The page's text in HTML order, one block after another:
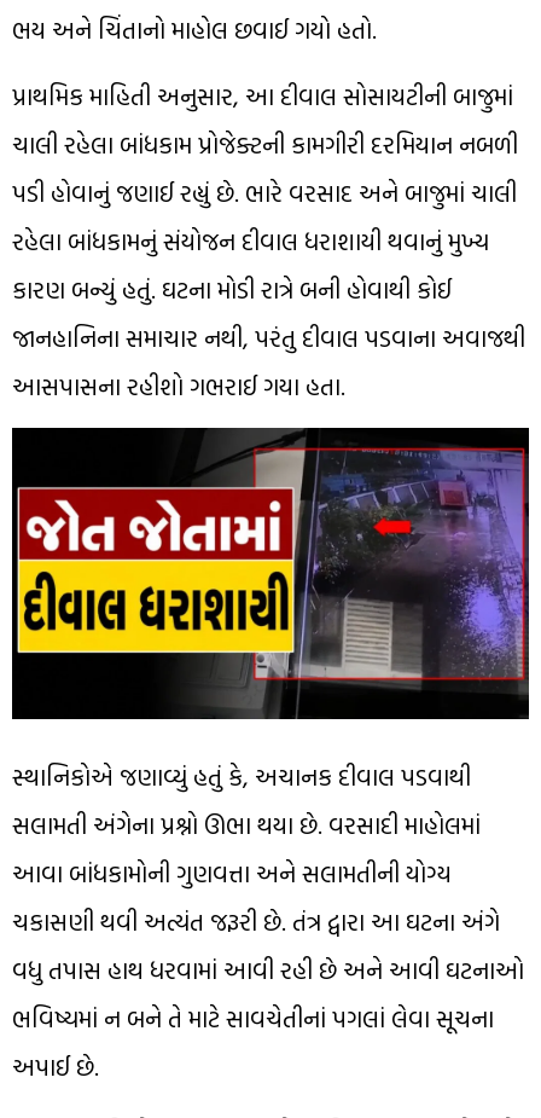
ભય અને ચિંતાનો માહોલ છવાઈ ગયો હતો.
પ્રાથમિક માહિતી અનુસાર, આ દીવાલ સોસાયટીની બાજુમાં
ચાલી રહેલા બાંધકામ પ્રોજેક્ટની કામગીરી દરમિયાન નબળી
પડી હોવાનું જણાઈ રહ્યું છે. ભારે વરસાદ અને બાજુમાં ચાલી
રહેલા બાંધકામનું સંયોજન દીવાલ ધરાશાયી થવાનું મુખ્ય
કારણ બન્યું હતું. ઘટના મોડી રાત્રે બની હોવાથી કોઈ
જાનહાનિના સમાચાર નથી, પરંતુ દીવાલ પડવાના અવાજથી
આસપાસના રહીશો ગભરાઈ ગયા હતા.
સ્થાનિકોએ જણાવ્યું હતું કે, અચાનક દીવાલ પડવાથી
સલામતી અંગેના પ્રશ્નો ઊભા થયા છે. વરસાદી માહોલમાં
આવા બાંધકામોની ગુણવત્તા અને સલામતીની યોગ્ય
ચકાસણી થવી અત્યંત જરૂરી છે. તંત્ર દ્વારા આ ઘટના અંગે
વધુ તપાસ હાથ ધરવામાં આવી રહી છે અને આવી ઘટનાઓ
ભવિષ્યમાં ન બને તે માટે સાવચેતીનાં પગલાં લેવા સૂચના
અપાઈ છે.